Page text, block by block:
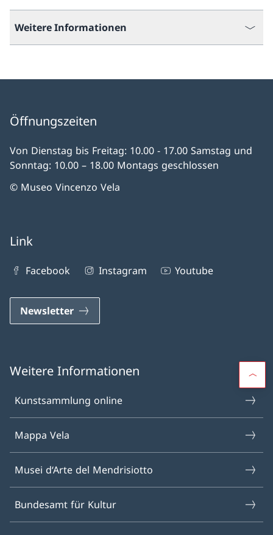
Weitere Informationen
Öffnungszeiten
Von Dienstag bis Freitag: 10.00 - 17.00 Samstag und
Sonntag: 10.00 – 18.00 Montags geschlossen
© Museo Vincenzo Vela
Link
Facebook Instagram Youtube
Newsletter
Weitere Informationen
Kunstsammlung online
Mappa Vela
Musei d‘Arte del Mendrisiotto
Bundesamt für Kultur